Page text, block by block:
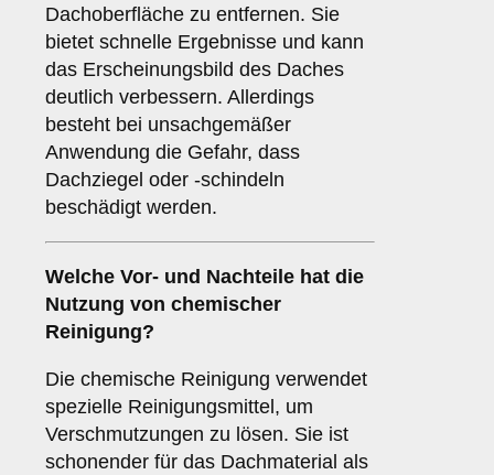
Dachoberfläche zu entfernen. Sie
bietet schnelle Ergebnisse und kann
das Erscheinungsbild des Daches
deutlich verbessern. Allerdings
besteht bei unsachgemäßer
Anwendung die Gefahr, dass
Dachziegel oder -schindeln
beschädigt werden.
Welche Vor- und Nachteile hat die
Nutzung von chemischer
Reinigung?
Die chemische Reinigung verwendet
spezielle Reinigungsmittel, um
Verschmutzungen zu lösen. Sie ist
schonender für das Dachmaterial als